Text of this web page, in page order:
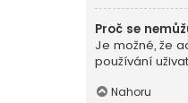
Proč se
Je možné, že
používání
Nahoru